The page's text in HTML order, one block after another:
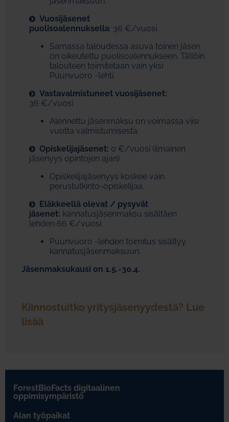
Vuosijäsenet
puolisoalennuksella: 36 €/vuosi
Samassa taloudessa asuva toinen jäsen
on oikeutettu puolisoalennukseen. Tällöin
talouteen toimitetaan vain yksi
Puunvuoro -lehti.
Vastavalmistuneet vuosijäsenet:
36 €/vuosi
Alennettu jäsenmaksu on voimassa viisi
vuotta valmistumisesta.
Opiskelijajäsenet: 0 €/vuosi (ilmainen
jäsenyys opintojen ajan)
Opiskelijajäsenyys koskee vain
perustutkinto-opiskelijaa.
Eläkkeellä olevat / pysyvät
jäsenet: kannatusjäsenmaksu sisältäen
lehden 66 €/vuosi
Puunvuoro -lehden toimitus sisältyy
kannatusjäsenmaksuun.
Jäsenmaksukausi on 1.5.-30.4.
Kiinnostuitko yritysjäsenyydestä? Lue
lisää
ForestBioFacts digitaalinen
oppimisympäristö
Alan työpaikat